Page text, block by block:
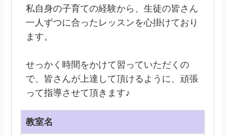
私自身の子育ての経験から、生徒の皆さん
一人ずつに合ったレッスンを心掛けており
ます。
せっかく時間をかけて習っていただくの
で、皆さんが上達して頂けるように、頑張
って指導させて頂きます♪
教室名